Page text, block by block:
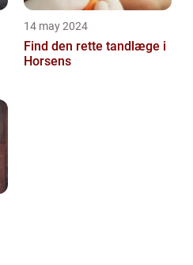
14 may 2024
Find den rette tandlæge i
Horsens